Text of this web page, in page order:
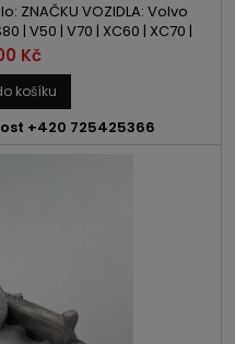
ZNAČKU VOZIDLA: Volvo
| V50 | V70 | XC60 | XC70 |
| D5244T5 | D5244T8 |
2.4 D D5 VÝKON:
136kW | 200PS/147kW ROK
2005 -
Kč
košíku
+420 725425366